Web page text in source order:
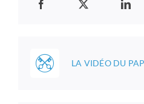
LA VIDÉO DU